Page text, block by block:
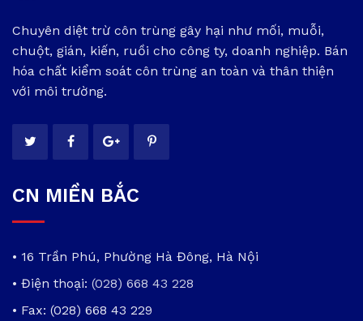
Chuyên diệt trừ côn trùng gây hại như mối, muỗi,
chuột, gián, kiến, ruồi cho công ty, doanh nghiệp. Bán
hóa chất kiểm soát côn trùng an toàn và thân thiện
với môi trường.
CN MIỀN BẮC
• 16 Trần Phú, Phường Hà Đông, Hà Nội
• Điện thoại: (028) 668 43 228
• Fax: (028) 668 43 229